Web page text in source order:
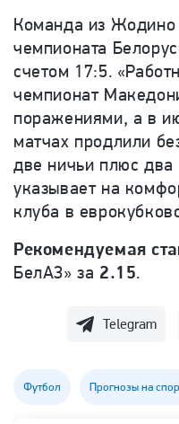
Команда из Жодино
чемпионата
счетом 17:5.
чемпионат
поражениями, а в
матчах продлили
две ничьи плюс
указывает на
клуба в
Рекомендуемая
БелАЗ» за 2.15.
Telegram
Футбол Прогнозы на